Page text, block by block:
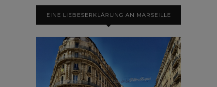
EINE LIEBESERKLÄRUNG AN MARSEILLE